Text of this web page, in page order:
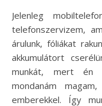
Jelenleg mobiltelefonokkal foglalkozom. Van egy kis
telefonszervizem,
árulunk, fóliákat
akkumulátort
munkát, mert én
mondanám
emberekkel. Így